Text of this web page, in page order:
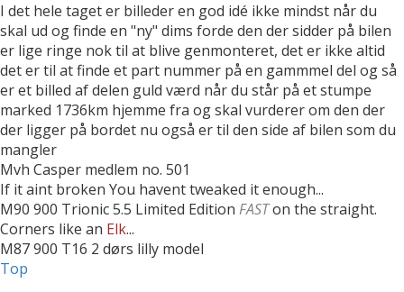
I det hele taget er billeder en god idé ikke mindst når du
skal ud og finde en "ny" dims forde den der sidder på bilen
er lige ringe nok til at blive genmonteret, det er ikke altid
det er til at finde et part nummer på en gammmel del og så
er et billed af delen guld værd når du står på et stumpe
marked 1736km hjemme fra og skal vurderer om den der
der ligger på bordet nu også er til den side af bilen som du
mangler
Mvh Casper medlem no. 501
If it aint broken You havent tweaked it enough...
M90 900 Trionic 5.5 Limited Edition FASTon the straight.
Corners like an Elk...
M87 900 T16 2 dørs lilly model
Top